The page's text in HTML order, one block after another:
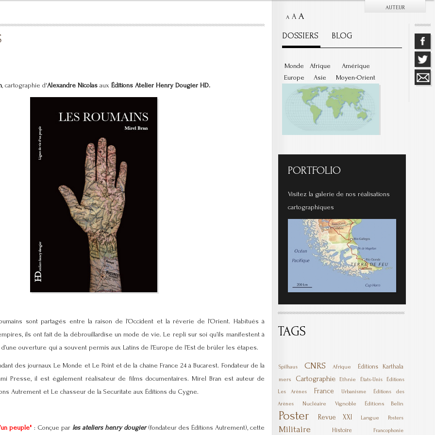
AUTEUR
, cartographie d'Alexandre Nicolasaux Éditions Atelier Henry Dougier HD.
sont partagés entre la raison de l’Occident et la rêverie de l’Orient. Habitués à
ils ont fait de la débrouillardise un mode de vie. Le repli sur soi qu’ils manifestent à
ouverture qui a souvent permis aux Latins de l’Europe de l’Est de brûler les étapes.
des journaux Le Monde et Le Point et de la chaîne France 24 à Bucarest. Fondateur de la
Presse, il est également réalisateur de films documentaires. Mirel Bran est auteur de
Autrement et Le chasseur de la Securitate aux Éditions du Cygne.
peuple" : Conçue par les ateliers henry dougier(fondateur des Éditions Autrement), cette
A A A
DOSSIERS BLOG
Monde
Europe
Afrique
Asie
Amérique
Moyen-Orient
PORTFOLIO
Visitez la galerie de nos réalisations
cartographiques
TAGS
Spilhaus CNRS Afrique Éditions Karthala
mers Cartographie Ethnie États-Unis Éditions
Les Arènes France Urbanisme Éditions des
Arènes Nucléaire Vignoble Éditions Belin
Poster Revue XXI Langue Posters
Militaire Histoire Francophonie